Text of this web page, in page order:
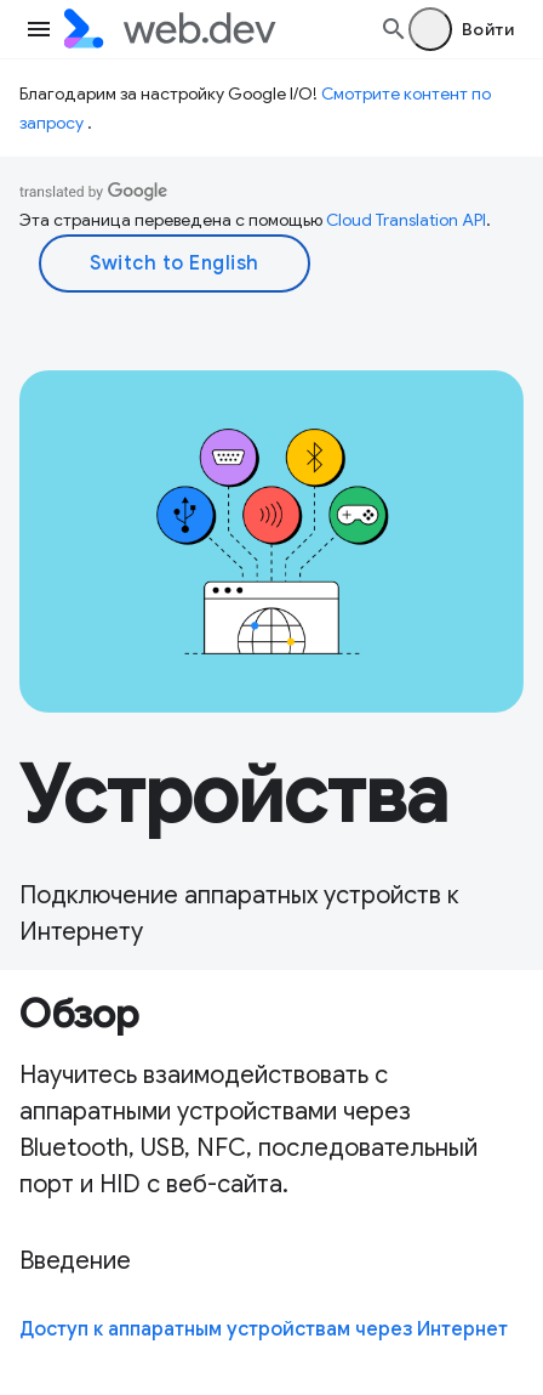
Войти
Благодарим за настройку Google I/O! Смотрите контент по
запросу .
Эта страница переведена с помощьюCloud Translation API.
Устройства
Подключение аппаратных устройств к
Интернету
Обзор
Научитесь взаимодействовать с
аппаратными устройствами через
Bluetooth, USB, NFC, последовательный
порт и HID с веб-сайта.
Введение
Доступ к аппаратным устройствам через Интернет